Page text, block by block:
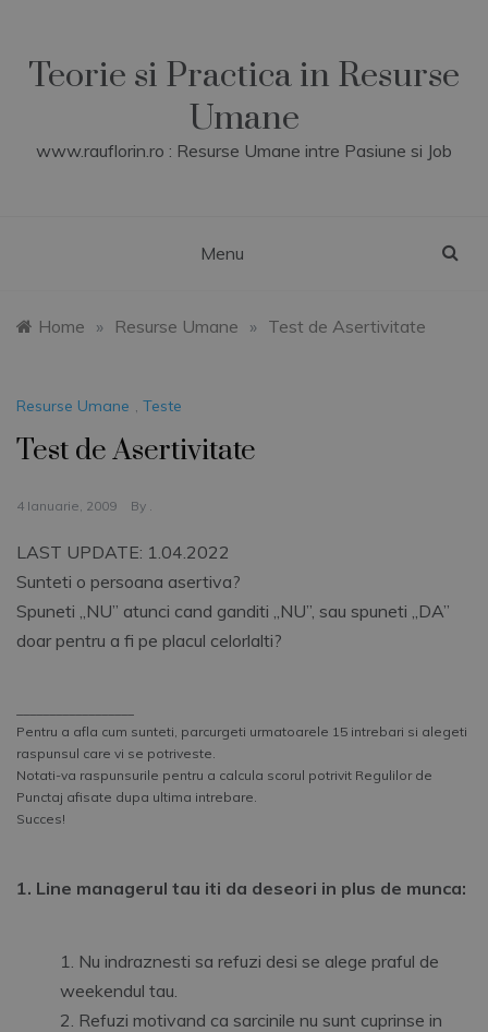
contentTeorie si Practica in Resurse
Umane
www.rauflorin.ro : Resurse Umane intre Pasiune si Job
Menu
Home » Resurse Umane » Test de Asertivitate
Resurse Umane , Teste
Test de Asertivitate
4 Ianuarie, 2009 By .
LAST UPDATE: 1.04.2022
Sunteti o persoana asertiva?
Spuneti „NU” atunci cand ganditi „NU”, sau spuneti „DA”
doar pentru a fi pe placul celorlalti?
Pentru a afla cum sunteti, parcurgeti urmatoarele 15 intrebari si alegeti
raspunsul care vi se potriveste.
Notati-va raspunsurile pentru a calcula scorul potrivit Regulilor de
Punctaj afisate dupa ultima intrebare.
Succes!
1. Line managerul tau iti da deseori in plus de munca:
Nu indraznesti sa refuzi desi se alege praful de
weekendul tau.
Refuzi motivand ca sarcinile nu sunt cuprinse in